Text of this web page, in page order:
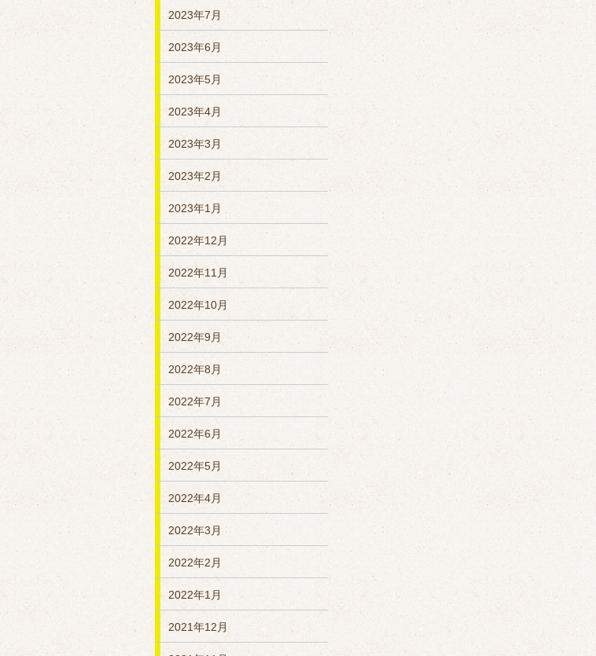
2023年7月
2023年6月
2023年5月
2023年4月
2023年3月
2023年2月
2023年1月
2022年12月
2022年11月
2022年10月
2022年9月
2022年8月
2022年7月
2022年6月
2022年5月
2022年4月
2022年3月
2022年2月
2022年1月
2021年12月